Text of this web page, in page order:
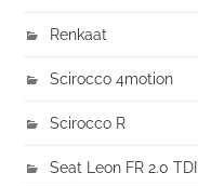
Renkaat
Scirocco 4motion
Scirocco R
Seat Leon FR 2.0 TDI